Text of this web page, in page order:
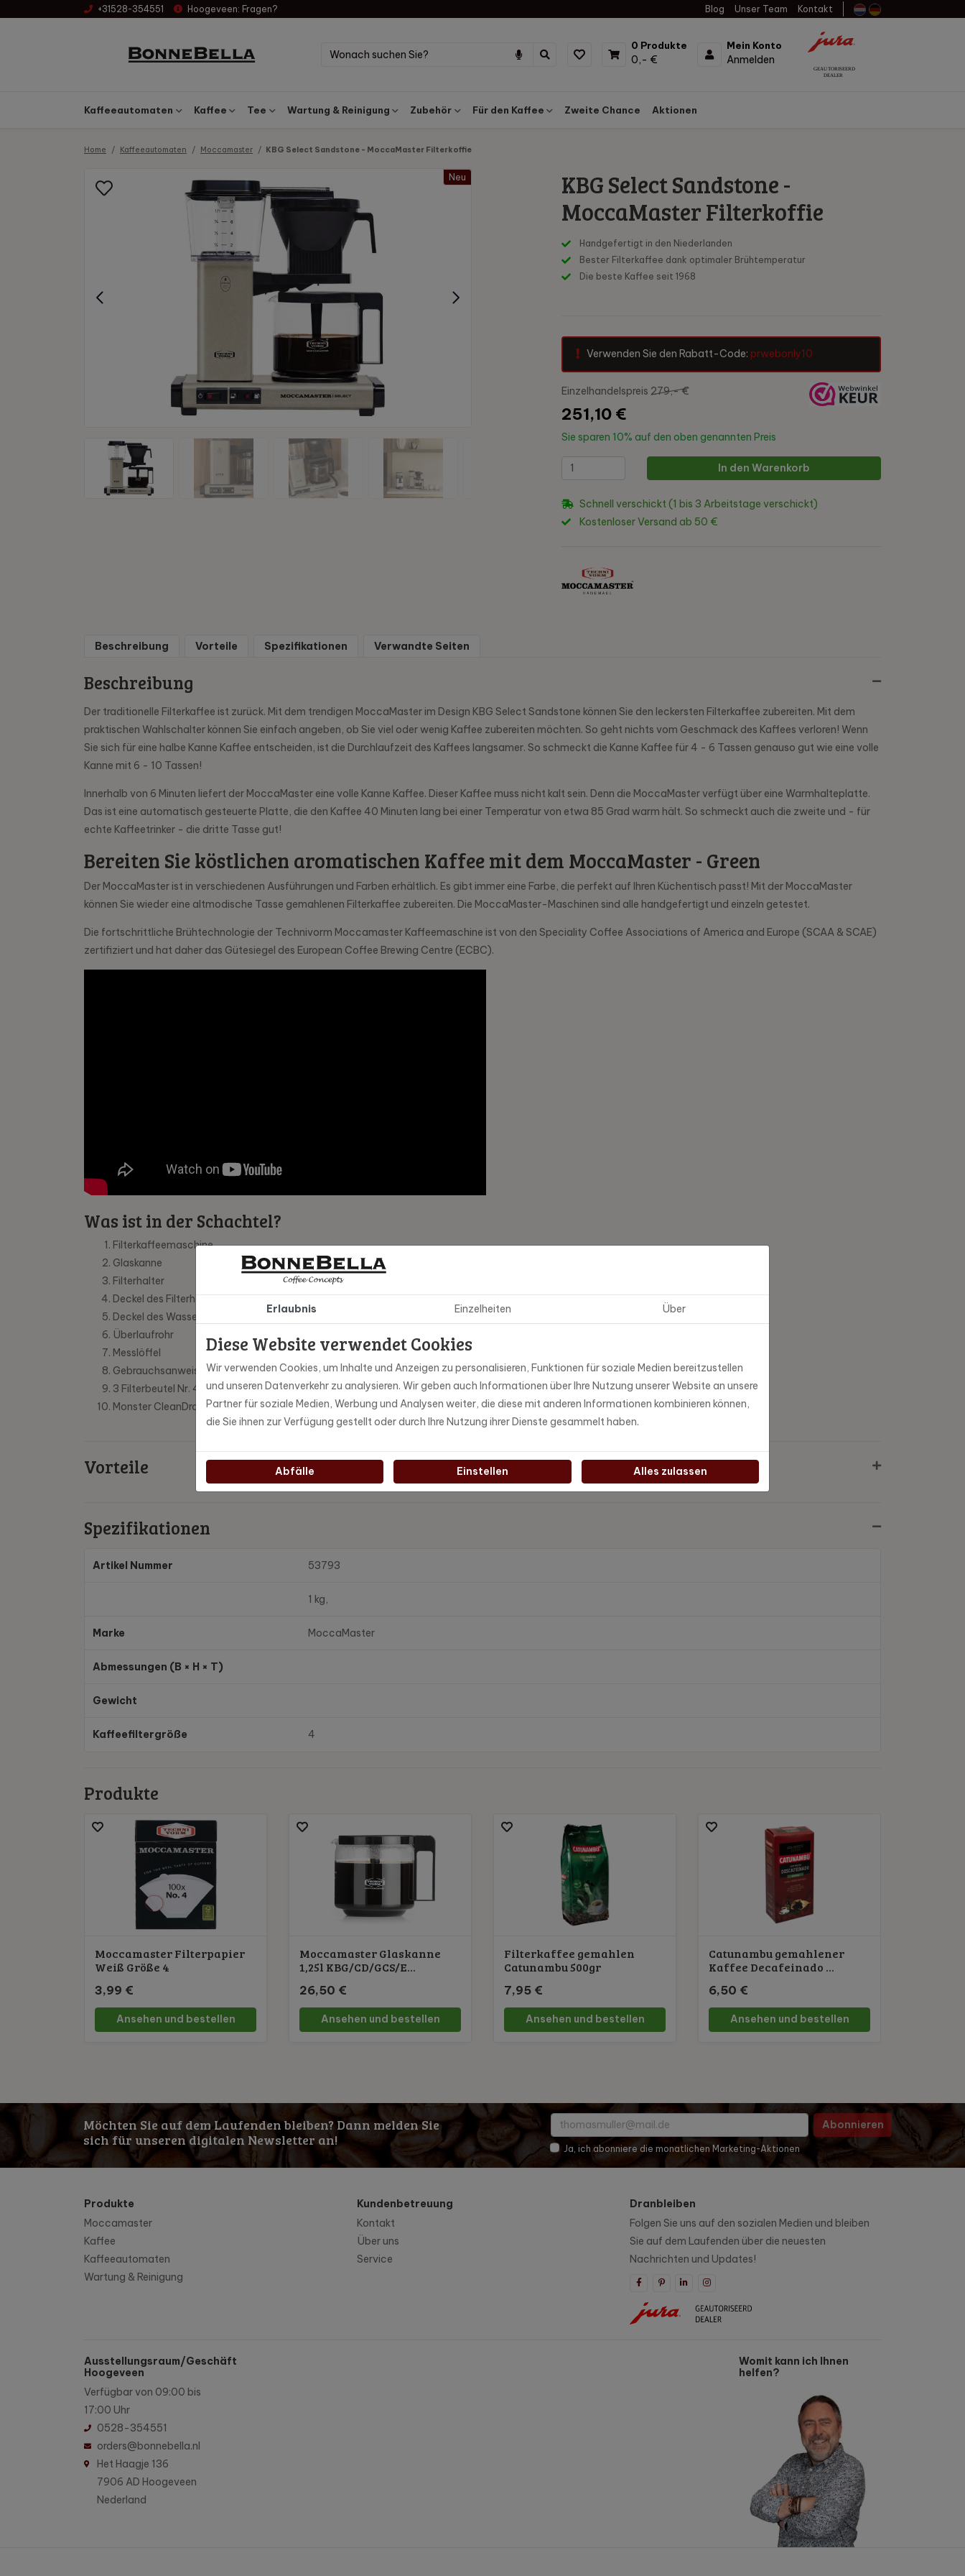
+31528-354551 Hoogeveen: Fragen? Blog Unser Team Kontakt
0 Produkte
0,- €
Mein Konto
Anmelden
Kaffeeautomaten Kaffee Tee Wartung & Reinigung Zubehör Für den Kaffee Zweite Chance Aktionen
Home Kaffeeautomaten Moccamaster KBG Select Sandstone - MoccaMaster Filterkoffie
KBG Select Sandstone -
MoccaMaster Filterkoffie
Handgefertigt in den Niederlanden
Bester Filterkaffee dank optimaler Brühtemperatur
Die beste Kaffee seit 1968
Verwenden Sie den Rabatt-Code: prwebonly10
Einzelhandelspreis 279,- €
251,10 €
Sie sparen 10% auf den oben genannten Preis
In den Warenkorb
Schnell verschickt (1 bis 3 Arbeitstage verschickt)
Kostenloser Versand ab 50 €
Neu
Beschreibung Vorteile Spezifikationen Verwandte Seiten
Beschreibung
Der traditionelle Filterkaffee ist zurück. Mit dem trendigen MoccaMaster im Design KBG Select Sandstone können Sie den leckersten Filterkaffee zubereiten. Mit dem
praktischen Wahlschalter können Sie einfach angeben, ob Sie viel oder wenig Kaffee zubereiten möchten. So geht nichts vom Geschmack des Kaffees verloren! Wenn
Sie sich für eine halbe Kanne Kaffee entscheiden, ist die Durchlaufzeit des Kaffees langsamer. So schmeckt die Kanne Kaffee für 4 - 6 Tassen genauso gut wie eine volle
Kanne mit 6 - 10 Tassen!
Innerhalb von 6 Minuten liefert der MoccaMaster eine volle Kanne Kaffee. Dieser Kaffee muss nicht kalt sein. Denn die MoccaMaster verfügt über eine Warmhalteplatte.
Das ist eine automatisch gesteuerte Platte, die den Kaffee 40 Minuten lang bei einer Temperatur von etwa 85 Grad warm hält. So schmeckt auch die zweite und - für
echte Kaffeetrinker - die dritte Tasse gut!
Bereiten Sie köstlichen aromatischen Kaffee mit dem MoccaMaster - Green
Der MoccaMaster ist in verschiedenen Ausführungen und Farben erhältlich. Es gibt immer eine Farbe, die perfekt auf Ihren Küchentisch passt! Mit der MoccaMaster
können Sie wieder eine altmodische Tasse gemahlenen Filterkaffee zubereiten. Die MoccaMaster-Maschinen sind alle handgefertigt und einzeln getestet.
Die fortschrittliche Brühtechnologie der Technivorm Moccamaster Kaffeemaschine ist von den Speciality Coffee Associations of America and Europe (SCAA & SCAE)
zertifiziert und hat daher das Gütesiegel des European Coffee Brewing Centre (ECBC).
Was ist in der Schachtel?
Filterkaffeemaschine
Glaskanne
Filterhalter
Deckel des Filterhalters
Deckel des Wassertanks
Überlaufrohr
Messlöffel
Gebrauchsanweisung
3 Filterbeutel Nr. 4
Monster CleanDrop-Reinigungsmittel
Vorteile
Spezifikationen
Artikel Nummer 53793
1 kg,
Marke MoccaMaster
Abmessungen (B × H × T)
Gewicht
Kaffeefiltergröße 4
Produkte
Moccamaster Filterpapier
Weiß Größe 4
3,99 €
Ansehen und bestellen
Moccamaster Glaskanne
1,25l KBG/CD/GCS/E...
26,50 €
Ansehen und bestellen
Filterkaffee gemahlen
Catunambu 500gr
7,95 €
Ansehen und bestellen
Catunambu gemahlener
Kaffee Decafeinado ...
6,50 €
Ansehen und bestellen
Möchten Sie auf dem Laufenden bleiben? Dann melden Sie
sich für unseren digitalen Newsletter an!
Abonnieren
Ja, ich abonniere die monatlichen Marketing-Aktionen
Produkte
Moccamaster
Kaffee
Kaffeeautomaten
Wartung & Reinigung
Kundenbetreuung
Kontakt
Über uns
Service
Dranbleiben
Folgen Sie uns auf den sozialen Medien und bleiben
Sie auf dem Laufenden über die neuesten
Nachrichten und Updates!
Ausstellungsraum/Geschäft
Hoogeveen
Verfügbar von 09:00 bis
17:00 Uhr
0528-354551
orders@bonnebella.nl
Het Haagje 136
7906 AD Hoogeveen
Nederland
Womit kann ich Ihnen
helfen?
Erlaubnis Einzelheiten Über
Diese Website verwendet Cookies
Wir verwenden Cookies, um Inhalte und Anzeigen zu personalisieren, Funktionen für soziale Medien bereitzustellen
und unseren Datenverkehr zu analysieren. Wir geben auch Informationen über Ihre Nutzung unserer Website an unsere
Partner für soziale Medien, Werbung und Analysen weiter, die diese mit anderen Informationen kombinieren können,
die Sie ihnen zur Verfügung gestellt oder durch Ihre Nutzung ihrer Dienste gesammelt haben.
Abfälle Einstellen Alles zulassen